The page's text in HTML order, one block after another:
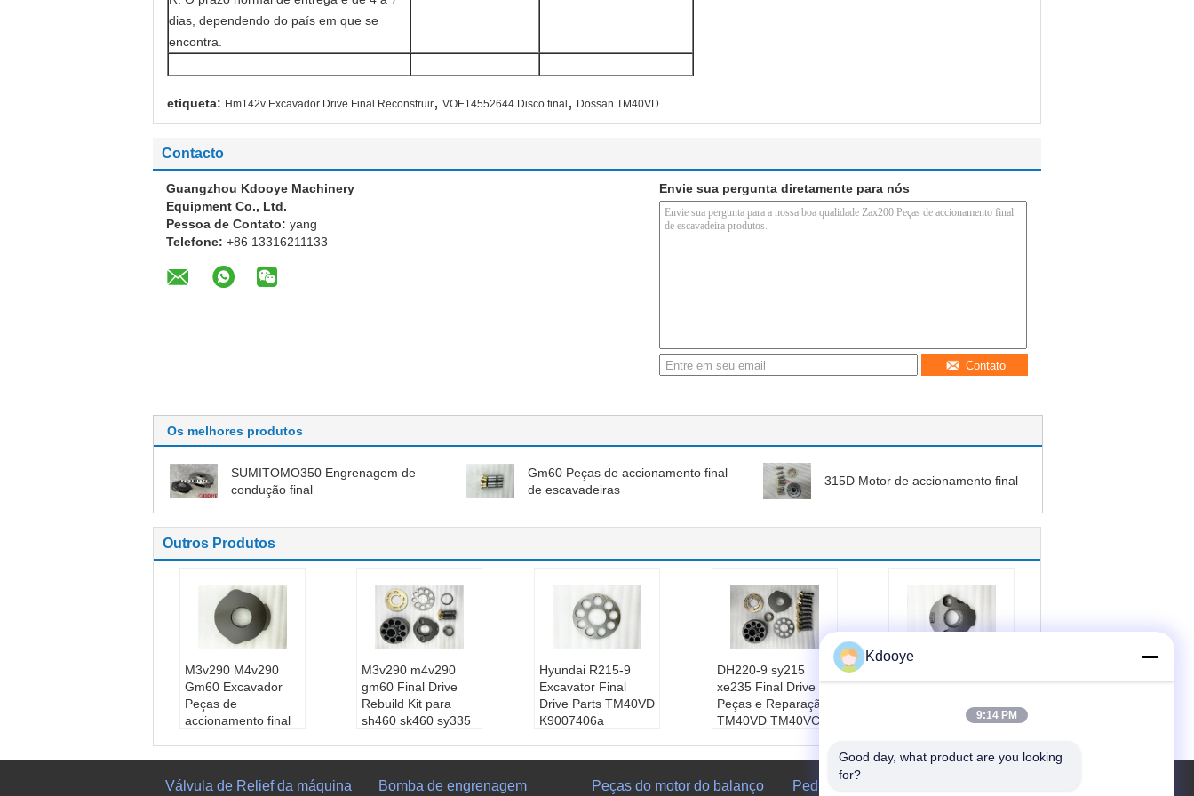
dias, dependendo do país em que se
encontra.
etiqueta: Hm142v Excavador Drive Final Reconstruir, VOE14552644 Disco final , Dossan TM40VD
Contacto
Guangzhou Kdooye Machinery
Equipment Co., Ltd.
Pessoa de Contato: yang
Telefone: +86 13316211133
Envie sua pergunta diretamente para nós
Contato
Os melhores produtos
SUMITOMO350 Engrenagem de
condução final
Gm60 Peças de accionamento final
de escavadeiras
315D Motor de accionamento final
Outros Produtos
M3v290 M4v290
Gm60 Excavador
Peças de
accionamento final
hidráulico e indústri
M3v290 m4v290
gm60 Final Drive
Rebuild Kit para
sh460 sk460 sy335
a de máquinas-ferra
Hyundai R215-9
Excavator Final
Drive Parts TM40VD
K9007406a
hidráulico e indústri
DH220-9 sy215
xe235 Final Drive
Peças e Reparação
TM40VD TM40VC
a de máquinas-ferra
accionamento final
Dh220-9 Sy215
revestimento do
Válvula de Relief da máquina Bomba de engrenagem Peças do motor do balanço Pedir um orçamento
Kdooye
9:14 PM
Good day, what product are you looking
for?